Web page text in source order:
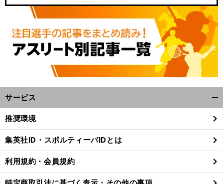
サービス
閉
る
推奨環境
集英社ID・スポルティーバIDとは
利用規約・会員規約